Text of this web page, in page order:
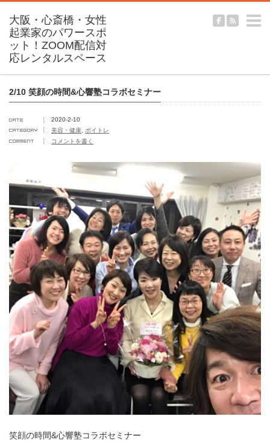
2/10 笑顔の時間&心響塾コラボセミナー
2020-2-10
美容・健康
ボイトレ
コメントを書く
笑顔の時間&心響塾コラボセミナー